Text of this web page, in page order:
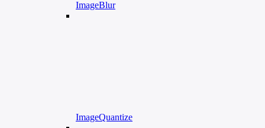
ImageBlur
ImageQuantize